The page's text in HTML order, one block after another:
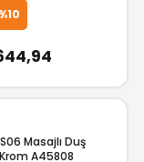
HABER VER
Masajlı Duş
A45808